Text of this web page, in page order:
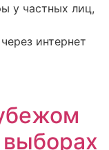
у частных лиц,
интернет